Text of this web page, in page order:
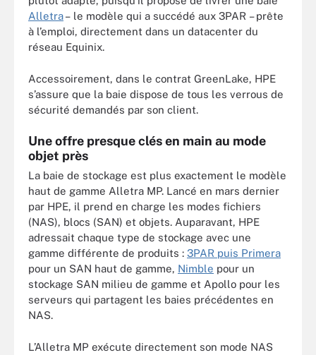
Alletra– le modèle qui a succédé aux 3PAR – prête
à l’emploi, directement dans un datacenter du
réseau Equinix.
Accessoirement, dans le contrat GreenLake, HPE
s’assure que la baie dispose de tous les verrous de
sécurité demandés par son client.
Une offre presque clés en main au mode
objet près
La baie de stockage est plus exactement le modèle
haut de gamme Alletra MP. Lancé en mars dernier
par HPE, il prend en charge les modes fichiers
(NAS), blocs (SAN) et objets. Auparavant, HPE
adressait chaque type de stockage avec une
gamme différente de produits : 3PAR puis Primera
pour un SAN haut de gamme, Nimble pour un
stockage SAN milieu de gamme et Apollo pour les
serveurs qui partagent les baies précédentes en
NAS.
L’Alletra MP exécute directement son mode NAS